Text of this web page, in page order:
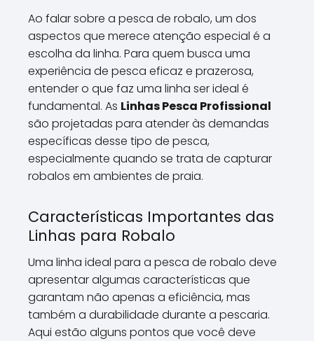
Ao falar sobre a pesca de robalo, um dos
aspectos que merece atenção especial é a
escolha da linha. Para quem busca uma
experiência de pesca eficaz e prazerosa,
entender o que faz uma linha ser ideal é
fundamental. As Linhas Pesca Profissional
são projetadas para atender às demandas
específicas desse tipo de pesca,
especialmente quando se trata de capturar
robalos em ambientes de praia.
Características Importantes das
Linhas para Robalo
Uma linha ideal para a pesca de robalo deve
apresentar algumas características que
garantam não apenas a eficiência, mas
também a durabilidade durante a pescaria.
Aqui estão alguns pontos que você deve